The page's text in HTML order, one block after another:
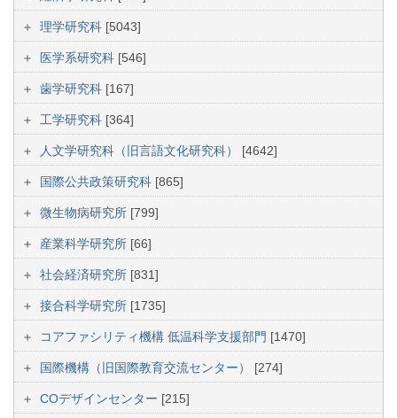
理学研究科 [5043]
医学系研究科 [546]
歯学研究科 [167]
工学研究科 [364]
人文学研究科（旧言語文化研究科） [4642]
国際公共政策研究科 [865]
微生物病研究所 [799]
産業科学研究所 [66]
社会経済研究所 [831]
接合科学研究所 [1735]
コアファシリティ機構 低温科学支援部門 [1470]
国際機構（旧国際教育交流センター） [274]
COデザインセンター [215]